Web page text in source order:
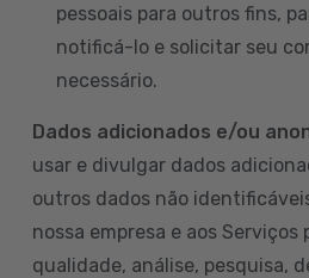
pessoais para outros fins,
notificá-lo e solicitar seu
necessário.
Dados adicionados e/ou
usar e divulgar dados
outros dados não
nossa empresa e aos
qualidade, análise, pesquisa,